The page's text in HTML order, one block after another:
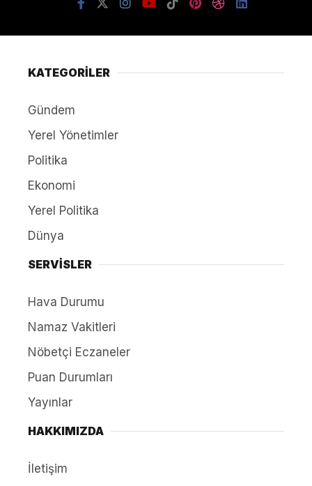
KATEGORİLER
Gündem
Yerel Yönetimler
Politika
Ekonomi
Yerel Politika
Dünya
SERVİSLER
Hava Durumu
Namaz Vakitleri
Nöbetçi Eczaneler
Puan Durumları
Yayınlar
HAKKIMIZDA
İletişim